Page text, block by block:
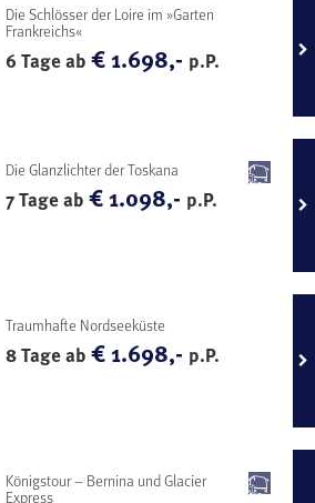
Die Schlösser der Loire im »Garten
Frankreichs«
6 Tage ab€ 1.698,- p.P.
Die Glanzlichter der Toskana
7 Tage ab€ 1.098,- p.P.
Traumhafte Nordseeküste
8 Tage ab€ 1.698,- p.P.
Königstour – Bernina und Glacier
Express